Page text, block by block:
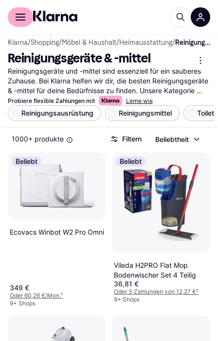
Für Shopper
Klarna/Shopping/Möbel & Haushalt/Heimausstattung/ Reinigungsgeräte & -mittel
Reinigungsgeräte & -mittel
Reinigungsgeräte und -mittel sind essenziell für ein sauberes
Zuhause. Bei Klarna helfen wir dir, die besten Reinigungsgeräte
& -mittel für deine Bedürfnisse zu finden. Unsere Kategorie
bietet eine breite Auswahl, die du mit unseren praktischen
Filtern durchsuchen kannst. Ob du nach einem Staubsauger,
einem Wischmopp oder speziellen Reinigungsmitteln suchst,
unsere Filter führen dich schnell zur richtigen Wahl. Du kannst
nach Marke, Preis oder Bewertungen filtern, um deine Auswahl
deinen Anforderungen entspricht. Lies die Nutzerbewertungen,
um mehr über die Erfahrungen anderer zu erfahren und eine
wohlüberlegte Entscheidung zu treffen. Beginne deine Suche
hier und finde die passenden Reinigungsgeräte und -mittel, die
deinen Alltag erleichtern.
Mehr über reinigungsgeräte & -mittel »
Probiere flexible Zahlungen mit Lerne wie
Reinigungsausrüstung Reinigungsmittel
1000+ produkte Filtern Beliebtheit
Beliebt
Ecovacs Winbot W2 Pro Omni
349 €
Oder 60,26 €/Mon.¹
9+ Shops
Beliebt
Vileda H2PRO Flat Mop
Bodenwischer Set 4 Teilig
36,81 €
Oder 3 Zahlungen von 12,27 €²
9+ Shops